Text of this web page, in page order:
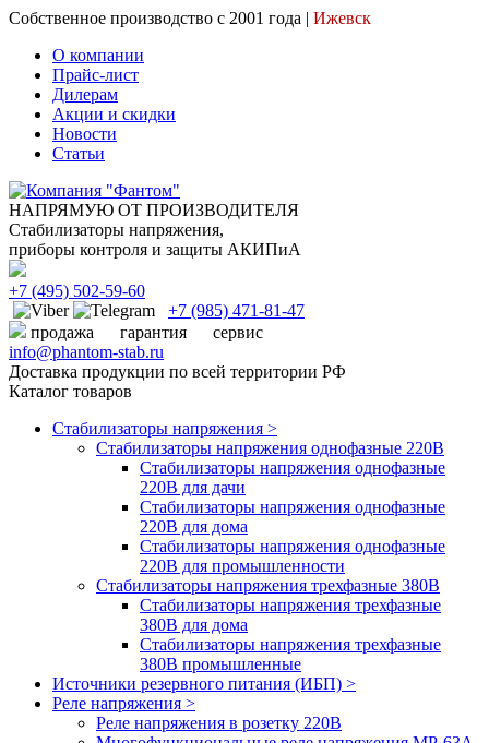
Собственное производство с 2001 года | Ижевск
О компании
Прайс-лист
Дилерам
Акции и скидки
Новости
Статьи
НАПРЯМУЮ ОТ ПРОИЗВОДИТЕЛЯ
Стабилизаторы напряжения,
приборы контроля и защиты АКИПиА
+7 (495) 502-59-60
+7 (985) 471-81-47
продажа
гарантия
сервис
info@phantom-stab.ru
Доставка продукции по всей территории РФ
Каталог товаров
Стабилизаторы напряжения >
Cтабилизаторы напряжения однофазные 220В
Стабилизаторы напряжения однофазные
220В для дачи
Стабилизаторы напряжения однофазные
220В для дома
Стабилизаторы напряжения однофазные
220В для промышленности
Стабилизаторы напряжения трехфазные 380В
Cтабилизаторы напряжения трехфазные
380В для дома
Стабилизаторы напряжения трехфазные
380В промышленные
Источники резервного питания (ИБП) >
Реле напряжения >
Реле напряжения в розетку 220В